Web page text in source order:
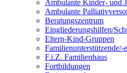
Ambulante Kinder- und
Ambulante
Beratungszentrum
Eingliederungshilfen/
Eltern-Kind-Gruppen
Familienunterstützende/-
F.i.Z. Familienhaus
Fortbildungen